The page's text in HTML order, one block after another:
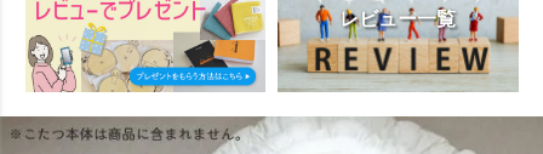
レビュー一覧